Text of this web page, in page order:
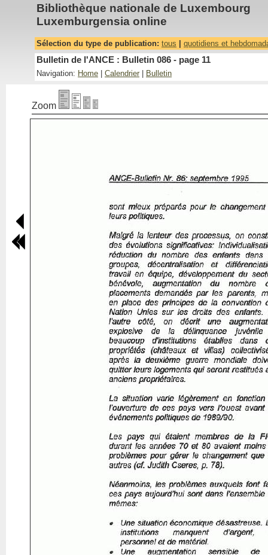
Bibliothèque nationale de Luxembourg
Luxemburgensia online
Sélection du type de publication: tous quotidiens et
Bulletin de l'ANCE : Bulletin 086 - page 11
Navigation: Home Calendrier Bulletin
Zoom